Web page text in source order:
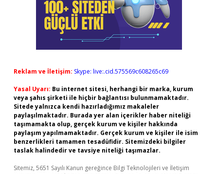
Reklam ve İletişim: Skype: live:.cid.575569c608265c69
Yasal Uyarı: Bu internet sitesi, herhangi bir marka, kurum
veya şahıs şirketi ile hiçbir bağlantısı bulunmamaktadır.
Sitede yalnızca kendi hazırladığımız makaleler
paylaşılmaktadır. Burada yer alan içerikler haber niteliği
taşımamakta olup, gerçek kurum ve kişiler hakkında
paylaşım yapılmamaktadır. Gerçek kurum ve kişiler ile isim
benzerlikleri tamamen tesadüfidir. Sitemizdeki bilgiler
taslak halindedir ve tavsiye niteliği taşımazlar.
Sitemiz, 5651 Sayılı Kanun gereğince Bilgi Teknolojileri ve İletişim